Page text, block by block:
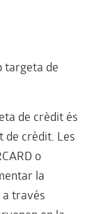
targeta de
de crèdit és
de crèdit. Les
o
la
a través